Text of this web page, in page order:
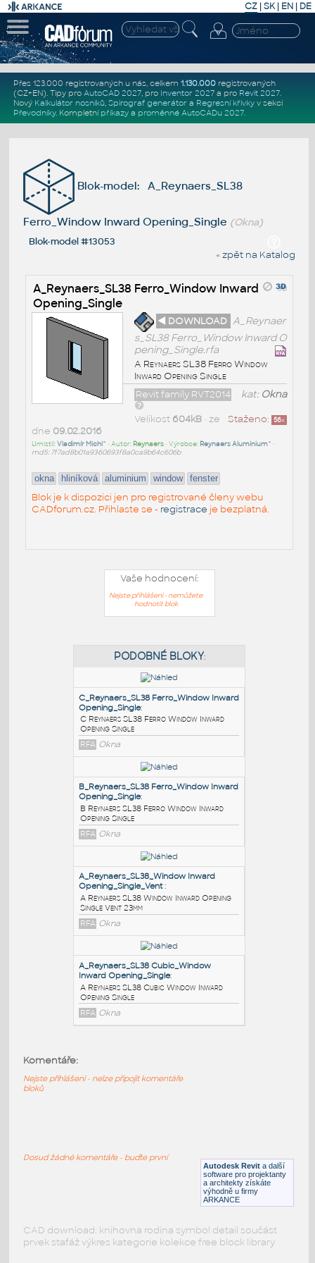
CZ | SK| EN | DE
Přes 123.000 registrovaných u nás, celkem 1.130.000registrovaných
(CZ+EN). Tipy pro AutoCAD 2027, pro Inventor 2027a pro Revit 2027.
Nový Kalkulátor nosníků, Spirograf generátor a Regresní křivkyv sekci
Převodníky. Kompletní příkazya proměnné AutoCADu 2027.
Blok-model: A_Reynaers_SL38
Ferro_Window Inward Opening_Single (Okna)
Blok-model #13053
« zpět na Katalog
A_Reynaers_SL38 Ferro_Window Inward
Opening_Single
◄ DOWNLOAD A_Reynaer
s_SL38 Ferro_Window Inward O
pening_Single.rfa
A Reynaers SL38 Ferro Window
Inward Opening Single
kat: Okna
Revit family RVT2014
Staženo: 56x
Velikost 604kB• ze
dne 09.02.2016
Umístil:Vladimír Michl^ • Autor: Reynaers• Výrobce: Reynaers Aluminium^ •
md5: 7f7ad8b01a9360693f8a0ca9b64c606b
okna hliníková aluminium window fenster
Blok je k dispozici jen pro registrované členy webu
CADforum.cz. Přihlaste se - registrace je bezplatná.
Vaše hodnocení:
Nejste přihlášeni - nemůžete
hodnotit blok
PODOBNÉ BLOKY
C_Reynaers_SL38 Ferro_Window Inward
Opening_Single
C Reynaers SL38 Ferro Window Inward
Opening Single
RFA Okna
B_Reynaers_SL38 Ferro_Window Inward
Opening_Single:
B Reynaers SL38 Ferro Window Inward
Opening Single
RFA Okna
Okna
A Reynaers SL38 Cubic Window Inward
Autodesk Revit a další
software pro projektanty
a architekty získáte
výhodně u firmy
ARKANCE
Komentáře:
Nejste přihlášeni - nelze připojit komentáře
bloků
Dosud žádné komentáře - buďte první
CAD download: knihovna rodina symbol detail součást
prvek stafáž výkres kategorie kolekce free block library